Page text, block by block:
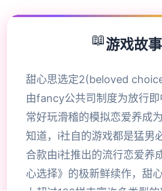
📖游戏故事
甜心思选定2(beloved
由fancy公共司制度为放行
常好玩滑稽的模拟恋爱养成
知道，i社自的游戏都是猛男
合款由i社推出的流行恋爱养
心选择》的极新鲜续作，甜